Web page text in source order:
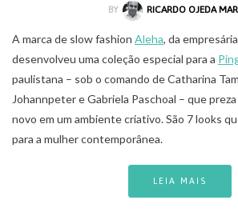
BY RICARDO OJEDA
A marca de slow fashion Aleha, da
desenvolveu uma coleção especial para a
paulistana – sob o comando de Catharina
Johannpeter e Gabriela Paschoal – que
novo em um ambiente criativo. São 7 looks
para a mulher contemporânea.
LEIA MAIS